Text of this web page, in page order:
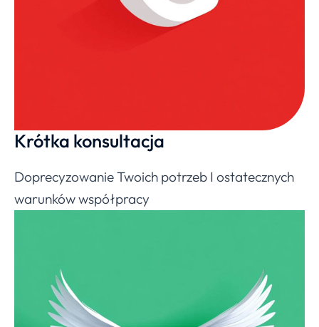
Krótka konsultacja
Doprecyzowanie Twoich potrzeb I ostatecznych
warunków współpracy